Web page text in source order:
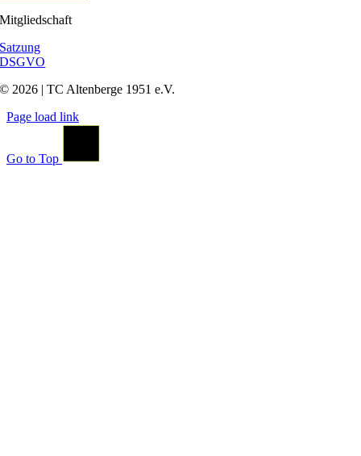
Mitgliedschaft
Satzung
DSGVO
© 2026 | TC Altenberge 1951 e.V.
Page load link
Go to Top